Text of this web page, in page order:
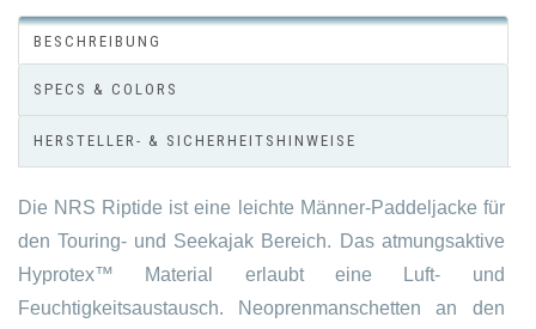
BESCHREIBUNG
SPECS & COLORS
HERSTELLER- & SICHERHEITSHINWEISE
Die NRS Riptide ist eine leichte Männer-Paddeljacke für
den Touring- und Seekajak Bereich. Das atmungsaktive
Hyprotex™ Material erlaubt eine Luft- und
Feuchtigkeitsaustausch. Neoprenmanschetten an den